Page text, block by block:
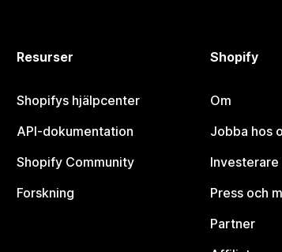
Resurser
Shopifys hjälpcenter
API-dokumentation
Shopify Community
Forskning
Shopify
Om
Jobba hos
Investerare
Press och
Partner